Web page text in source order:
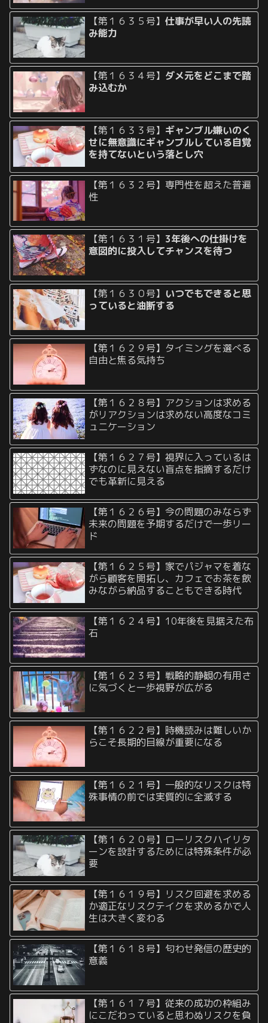
【第１６３５号】仕事が早い人の先読
み能力
【第１６３４号】 ダメ元をどこまで踏
み込むか
【第１６３３号】 ギャンブル嫌いのく
せに無意識にギャンブルしている自覚
を持てないという落とし穴
【第１６３２号】専門性を超えた普遍
性
【第１６３１号】 3年後への仕掛けを
意図的に投入してチャンスを待つ
【第１６３０号】 いつでもできると思
っていると油断する
【第１６２９号】タイミングを選べる
自由と焦る気持ち
【第１６２８号】アクションは求める
がリアクションは求めない高度なコミ
ュニケーション
【第１６２７号】視界に入っているは
ずなのに見えない盲点を指摘するだけ
でも革新に見える
【第１６２６号】今の問題のみならず
未来の問題を予期するだけで一歩リー
ド
【第１６２５号】家でパジャマを着な
がら顧客を開拓し、カフェでお茶を飲
みながら納品することもできる時代
【第１６２４号】10年後を見据えた布
石
【第１６２３号】戦略的静観の有用さ
に気づくと一歩視野が広がる
【第１６２２号】時機読みは難しいか
らこそ長期的目線が重要になる
【第１６２１号】一般的なリスクは特
殊事情の前では実質的に全滅する
【第１６２０号】ローリスクハイリタ
ーンを設計するためには特殊条件が必
要
【第１６１９号】リスク回避を求める
か適正なリスクテイクを求めるかで人
生は大きく変わる
【第１６１８号】匂わせ発信の歴史的
意義
【第１６１７号】従来の成功の枠組み
にこだわっていると思わぬリスクを負